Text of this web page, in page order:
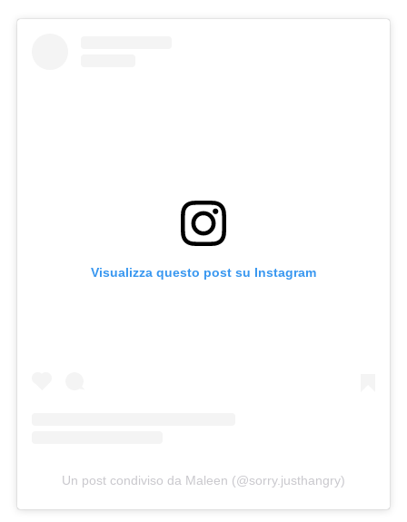
Visualizza questo post su Instagram
Un post condiviso da Maleen (@sorry.justhangry)